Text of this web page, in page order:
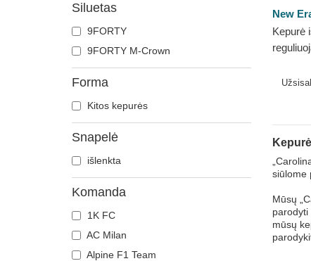
Siluetas
9FORTY
9FORTY M-Crown
Forma
Kitos kepurės
Snapelė
išlenkta
Komanda
1K FC
AC Milan
Alpine F1 Team
New
Kepurė
NFL
siūlome
Mūsų
parodyti
mūsų